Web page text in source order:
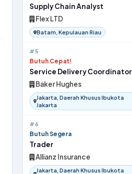
Supply Chain Analyst
Flex LTD
Batam, Kepulauan Riau
#5
Butuh Cepat!
Service Delivery Coordinator
Baker Hughes
Jakarta, Daerah Khusus Ibukota
Jakarta
#6
Butuh Segera
Trader
Allianz Insurance
Jakarta, Daerah Khusus Ibukota